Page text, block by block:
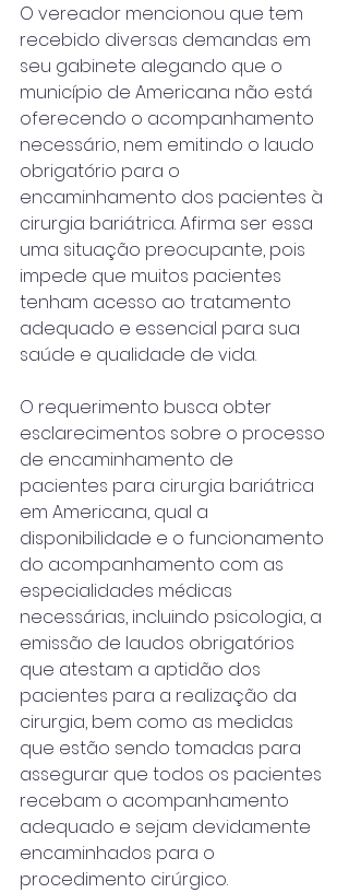
O vereador mencionou que tem
recebido diversas demandas em
seu gabinete alegando que o
município de Americana não está
oferecendo o acompanhamento
necessário, nem emitindo o laudo
obrigatório para o
encaminhamento dos pacientes à
cirurgia bariátrica. Afirma ser essa
uma situação preocupante, pois
impede que muitos pacientes
tenham acesso ao tratamento
adequado e essencial para sua
saúde e qualidade de vida.
O requerimento busca obter
esclarecimentos sobre o processo
de encaminhamento de
pacientes para cirurgia bariátrica
em Americana, qual a
disponibilidade e o funcionamento
do acompanhamento com as
especialidades médicas
necessárias, incluindo psicologia, a
emissão de laudos obrigatórios
que atestam a aptidão dos
pacientes para a realização da
cirurgia, bem como as medidas
que estão sendo tomadas para
assegurar que todos os pacientes
recebam o acompanhamento
adequado e sejam devidamente
encaminhados para o
procedimento cirúrgico.